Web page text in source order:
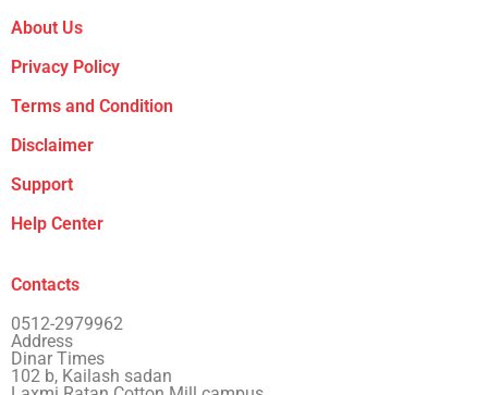
About Us
Privacy Policy
Terms and Condition
Disclaimer
Support
Help Center
Contacts
0512-2979962
Address
Dinar Times
102 b, Kailash sadan